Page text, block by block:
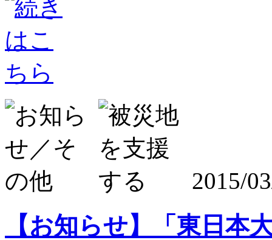
2015/
【お知らせ】「東日本